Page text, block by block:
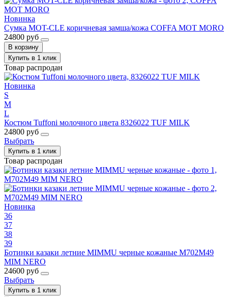
Новинка
Сумка MOT-CLE коричневая замша/кожа COFFA MOT MORO
24800 руб
В корзину
Купить в 1 клик
Товар распродан
Новинка
S
M
L
Костюм Tuffoni молочного цвета 8326022 TUF MILK
24800 руб
Выбрать
Купить в 1 клик
Товар распродан
Новинка
36
37
38
39
Ботинки казаки летние MIMMU черные кожаные M702M49
MIM NERO
24600 руб
Выбрать
Купить в 1 клик